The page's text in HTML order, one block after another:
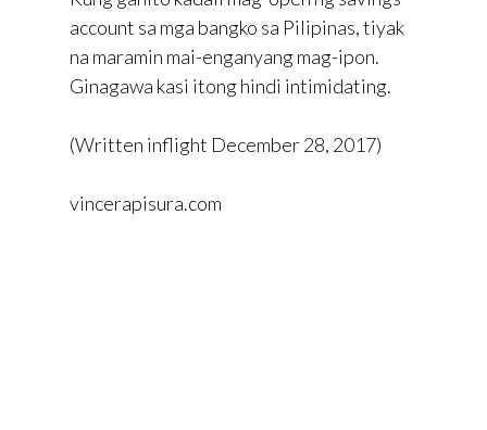
account sa mga bangko sa Pilipinas, tiyak
na maramin mai-enganyang mag-ipon.
Ginagawa kasi itong hindi intimidating.
(Written inflight December 28, 2017)
vincerapisura.com